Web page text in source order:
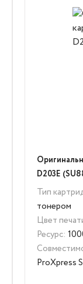
D203E
Тип
тонером
Цвет
Ресурс:
ProXpress